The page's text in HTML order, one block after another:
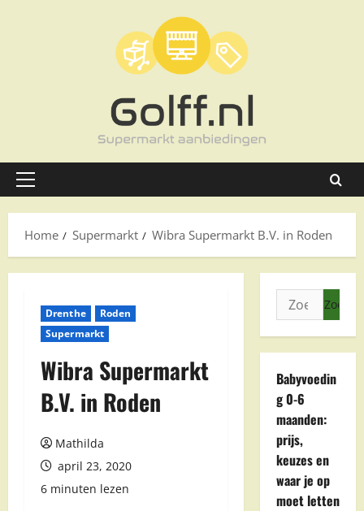
Primair
Home
Supermarkt Wibra Supermarkt B.V. in Roden
Drenthe
Roden
Supermarkt
Wibra Supermarkt
B.V. in Roden
Mathilda
april 23, 2020
6 minuten lezen
Zoeken
naar:
Babyvoedin
g 0-6
maanden:
prijs,
keuzes en
waar je op
moet letten